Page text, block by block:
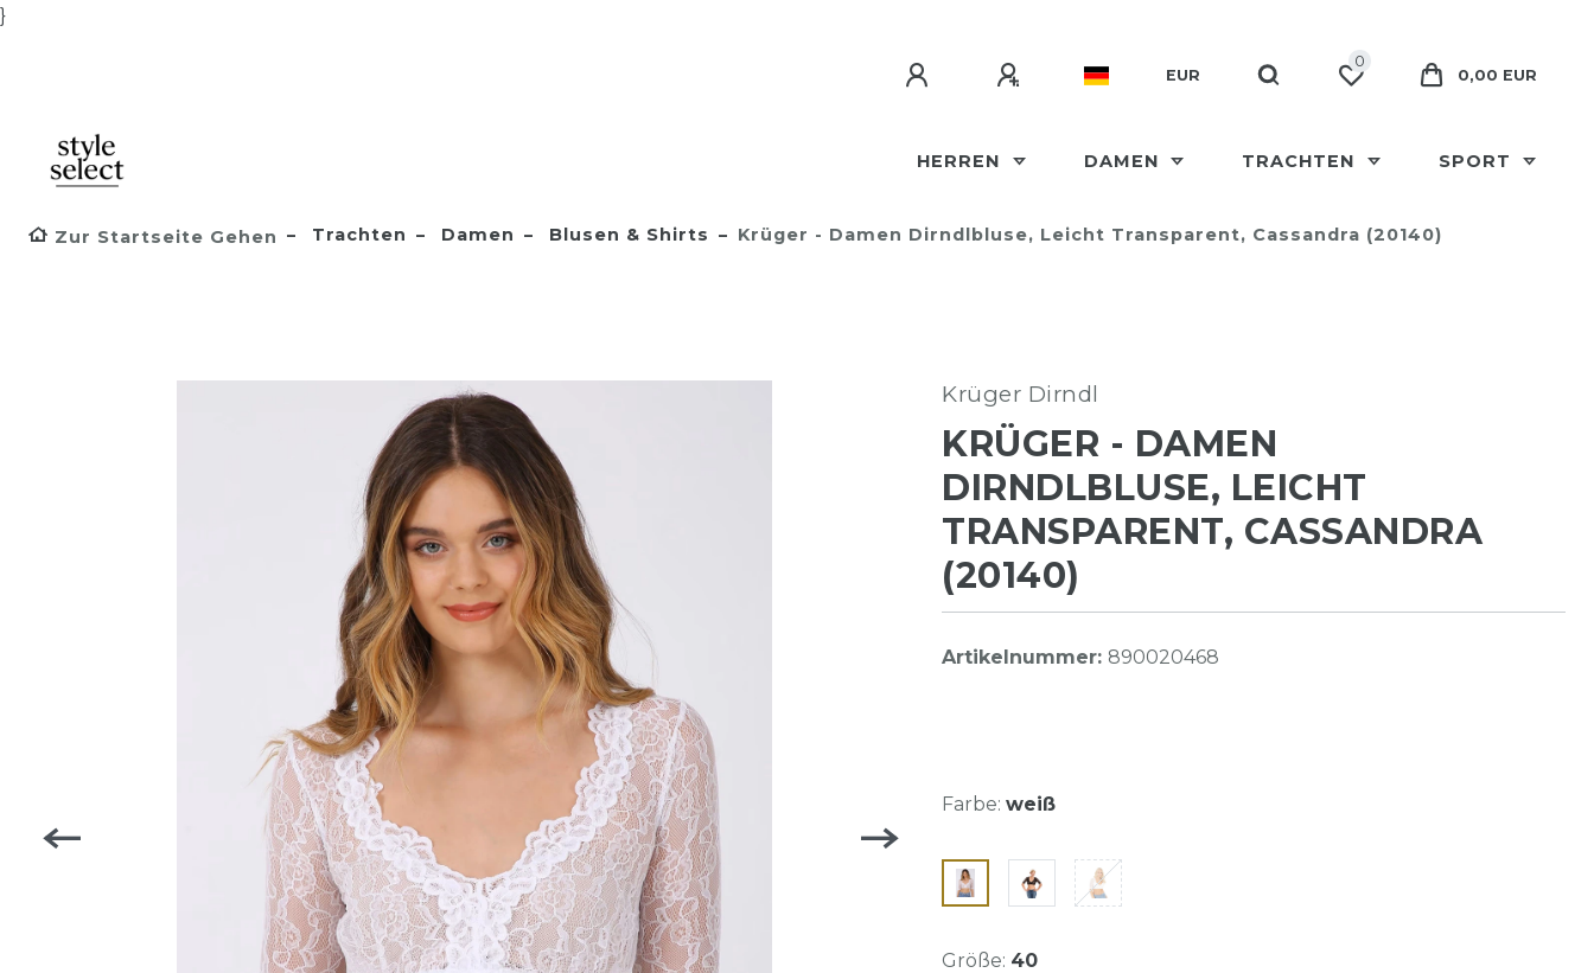
}
EUR
0
0,00 EUR
HERREN DAMEN TRACHTEN SPORT
Zur Startseite Gehen Trachten Damen Blusen & Shirts Krüger - Damen Dirndlbluse, Leicht Transparent, Cassandra (20140)
Krüger Dirndl
KRÜGER - DAMEN
DIRNDLBLUSE, LEICHT
TRANSPARENT, CASSANDRA
(20140)
Artikelnummer: 890020468
Farbe: weiß
Größe: 40